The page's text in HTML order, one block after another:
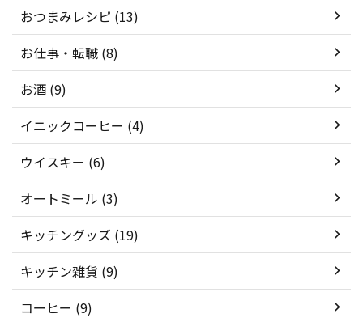
おつまみレシピ (13)
お仕事・転職 (8)
お酒 (9)
イニックコーヒー (4)
ウイスキー (6)
オートミール (3)
キッチングッズ (19)
キッチン雑貨 (9)
コーヒー (9)